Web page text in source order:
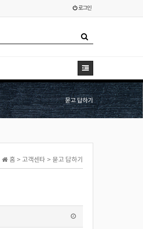
로그인
묻고 답하기
홈 > 고객센타 > 묻고 답하기